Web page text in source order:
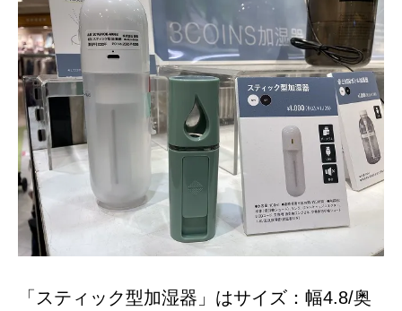
「スティック型加湿器」はサイズ：幅4.8/奥